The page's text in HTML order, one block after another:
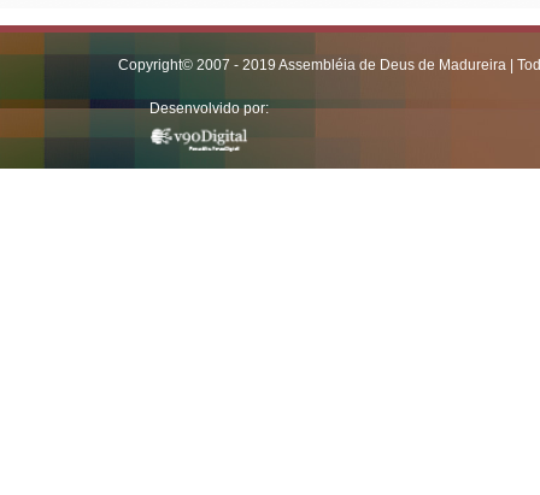
Copyright© 2007 - 2019 Assembléia de Deus de Madureira |
Desenvolvido por: